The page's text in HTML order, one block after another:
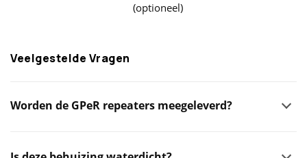
(optioneel)
Veelgestelde Vragen
Worden de GPeR repeaters meegeleverd?